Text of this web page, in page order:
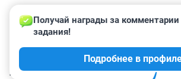
КОММЕНТАРИИ 3
Получай награды за комментарии
задания!
Подробнее в